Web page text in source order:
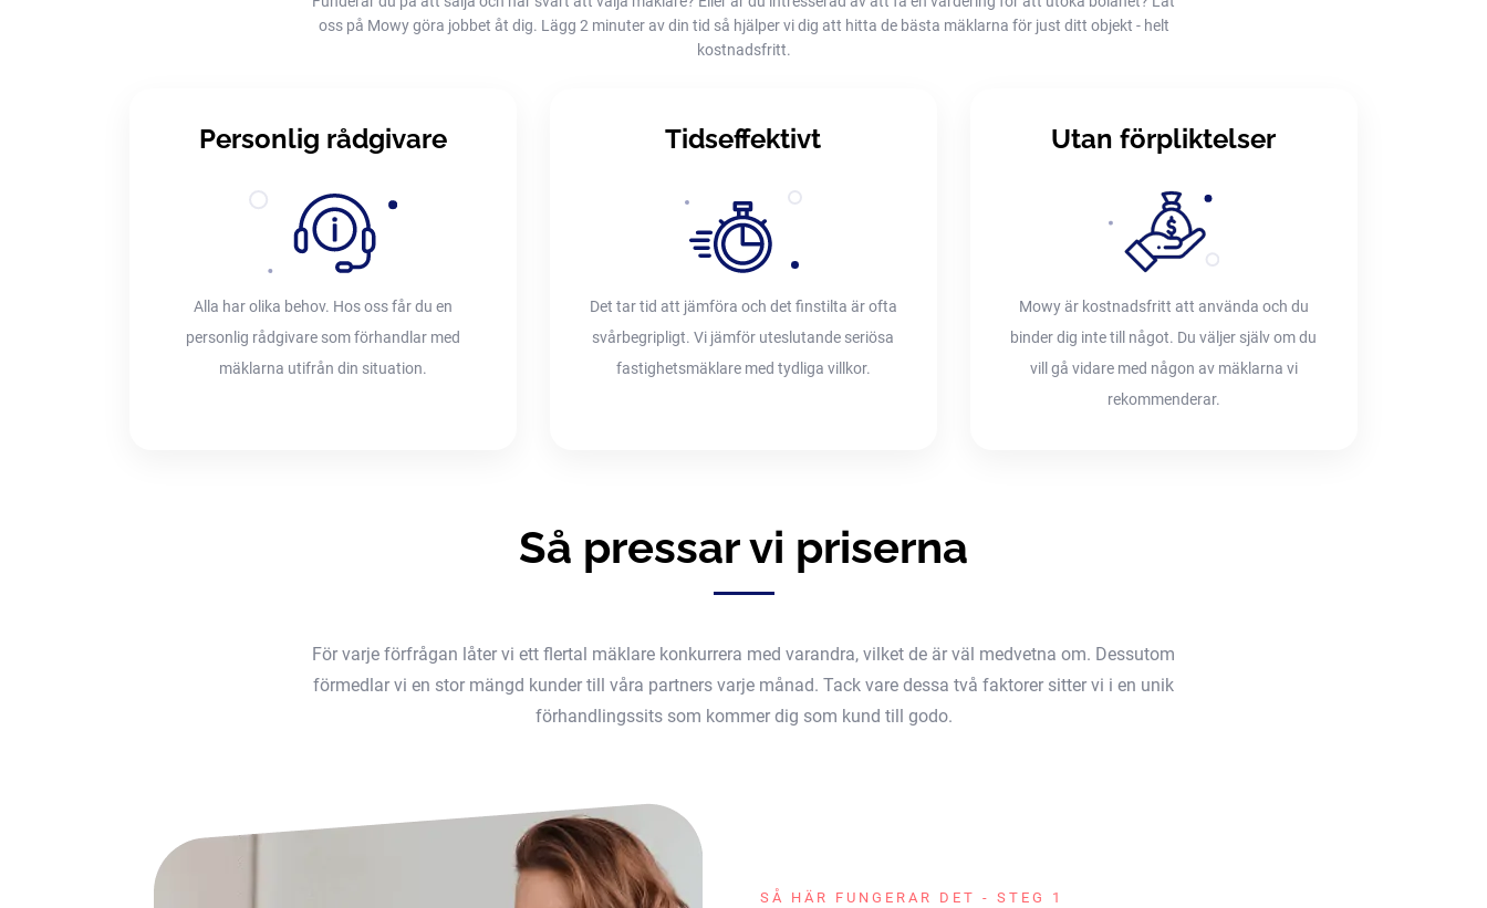
oss på Mowy göra jobbet åt dig. Lägg 2 minuter av din tid så hjälper vi dig att hitta de bästa mäklarna för just ditt objekt - helt
kostnadsfritt.
Personlig rådgivare
Alla har olika behov. Hos oss får du en
personlig rådgivare som förhandlar med
mäklarna utifrån din situation.
Tidseffektivt
Det tar tid att jämföra och det finstilta är ofta
svårbegripligt. Vi jämför uteslutande seriösa
fastighetsmäklare med tydliga villkor.
Utan förpliktelser
Mowy är kostnadsfritt att använda och du
binder dig inte till något. Du väljer själv om du
vill gå vidare med någon av mäklarna vi
rekommenderar.
Så pressar vi priserna
För varje förfrågan låter vi ett flertal mäklare konkurrera med varandra, vilket de är väl medvetna om. Dessutom
förmedlar vi en stor mängd kunder till våra partners varje månad. Tack vare dessa två faktorer sitter vi i en unik
förhandlingssits som kommer dig som kund till godo.
SÅ HÄR FUNGERAR DET - STEG 1